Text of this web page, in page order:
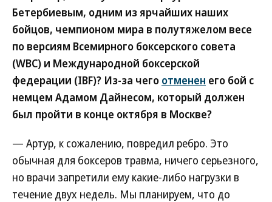
Бетербиевым, одним из ярчайших наших
бойцов, чемпионом мира в полутяжелом весе
по версиям Всемирного боксерского совета
(WBC) и Международной боксерской
федерации (IBF)? Из-за чего отменен его бой с
немцем Адамом Дайнесом, который должен
был пройти в конце октября в Москве?
— Артур, к сожалению, повредил ребро. Это
обычная для боксеров травма, ничего серьезного,
но врачи запретили ему какие-либо нагрузки в
течение двух недель. Мы планируем, что до